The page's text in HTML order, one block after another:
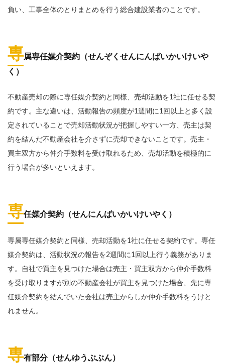
負い、工事全体のとりまとめを行う総合建設業者のことです。
専属専任媒介契約（せんぞくせんにんばいかいけいや
く）
不動産売却の際に専任媒介契約と同様、売却活動を1社に任せる契
約です。主な違いは、活動報告の頻度が1週間に1回以上と多く設
定されていることで売却活動状況が把握しやすい一方、売主は契
約を結んだ不動産会社を介さずに売却できないことです。売主・
買主双方から仲介手数料を受け取れるため、売却活動を積極的に
行う場合が多いといえます。
専任媒介契約（せんにんばいかいけいやく）
専属専任媒介契約と同様、売却活動を1社に任せる契約です。専任
媒介契約は、活動状況の報告を2週間に1回以上行う義務がありま
す。自社で買主を見つけた場合は売主・買主双方から仲介手数料
を受け取りますが別の不動産会社が買主を見つけた場合、先に専
任媒介契約を結んでいた会社は売主からしか仲介手数料をうけと
れません。
専有部分（せんゆうぶぶん）